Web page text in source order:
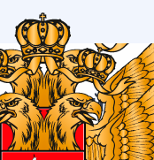
/ 07